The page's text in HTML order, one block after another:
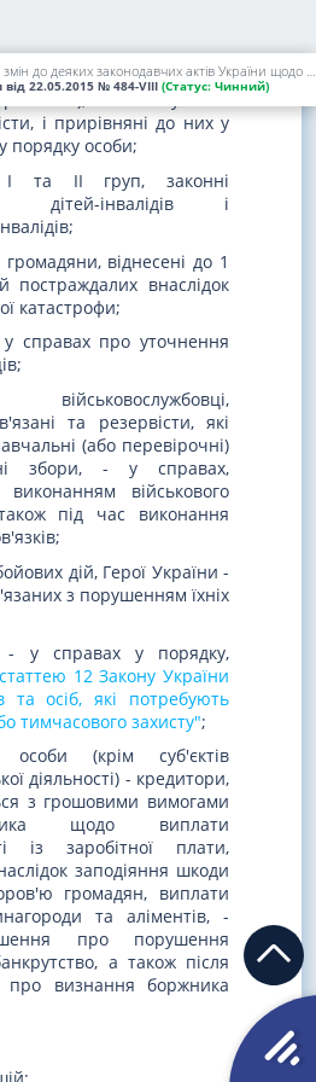
Про внесення змін до деяких законодавчих актів України щодо сплати судового збору
від 22.05.2015 № 484-VIII (Статус: Чинний)
Вітчизняної війни та
які загинули чи
і прирівняні до них у
порядку особи;
I та II груп, законні
дітей-інвалідів і
віднесені до 1
постраждалих внаслідок
катастрофи;
справах про уточнення
та резервісти, які
(або перевірочні)
збори, - у справах,
військового
під час виконання
дій, Герої України -
з порушенням їхніх
- у справах у порядку,
статтею 12 Закону України
та осіб, які потребують
тимчасового захисту";
(крім суб'єктів
діяльності) - кредитори,
з грошовими вимогами
щодо виплати
із заробітної плати,
заподіяння шкоди
громадян, виплати
та аліментів, -
про порушення
а також після
про визнання боржника